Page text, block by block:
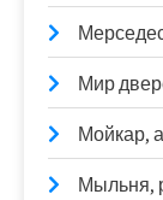
Мир
Мойкар,
Мыльня,